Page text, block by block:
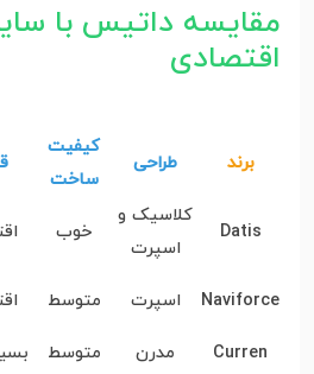
مقایسه داتیس با
اقتصادی
برند طراحی
کیفیت
ساخت
Datis
کلاسیک و
اسپرت
خوب
Naviforce اسپرت متوسط
Curren
مدرن متوسط